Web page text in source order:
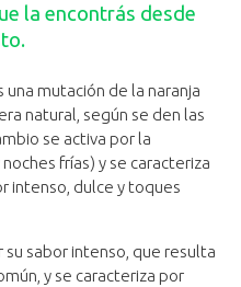
la encontrás desde
una mutación de la naranja
natural, según se den las
se activa por la
frías) y se caracteriza
intenso, dulce y toques
su sabor intenso, que resulta
y se caracteriza por